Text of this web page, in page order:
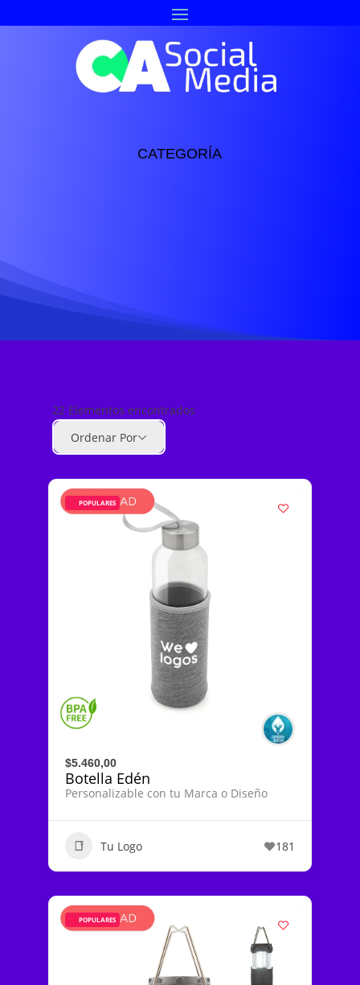
CATEGORÍA
22Elementos encontrados
Ordenar Por
POPULARES
$5.460,00
Botella Edén
Personalizable con tu Marca o Diseño
Tu Logo 181
POPULARES